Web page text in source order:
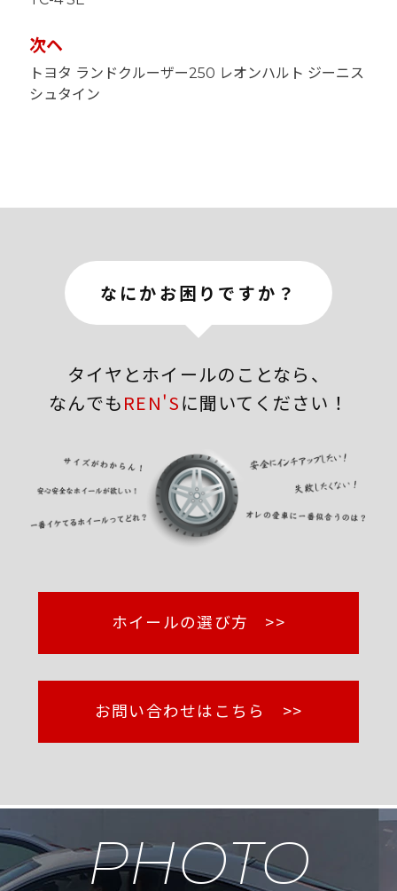
ー
シ
ョ
ン
次ヘ
トヨタ ランドクルーザー250 レオンハルト ジーニス
シュタイン
なにかお困りですか？
タイヤとホイールのことなら、
なんでもREN'Sに聞いてください！
ホイールの選び方 >>
お問い合わせはこちら >>
PHOTO